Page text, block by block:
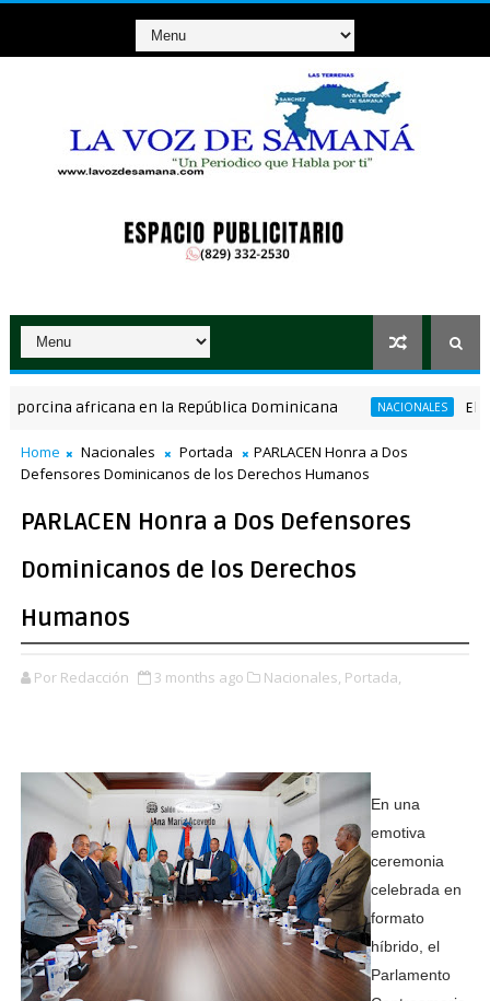
africana en la República Dominicana NACIONALES Eloy
Home Nacionales Portada
PARLACEN Honra a Dos
Defensores Dominicanos de los Derechos Humanos
PARLACEN Honra a Dos Defensores
Dominicanos de los Derechos
Humanos
Por Redacción 3 months ago Nacionales, Portada,
En una
emotiva
ceremonia
celebrada en
formato
híbrido, el
Parlamento